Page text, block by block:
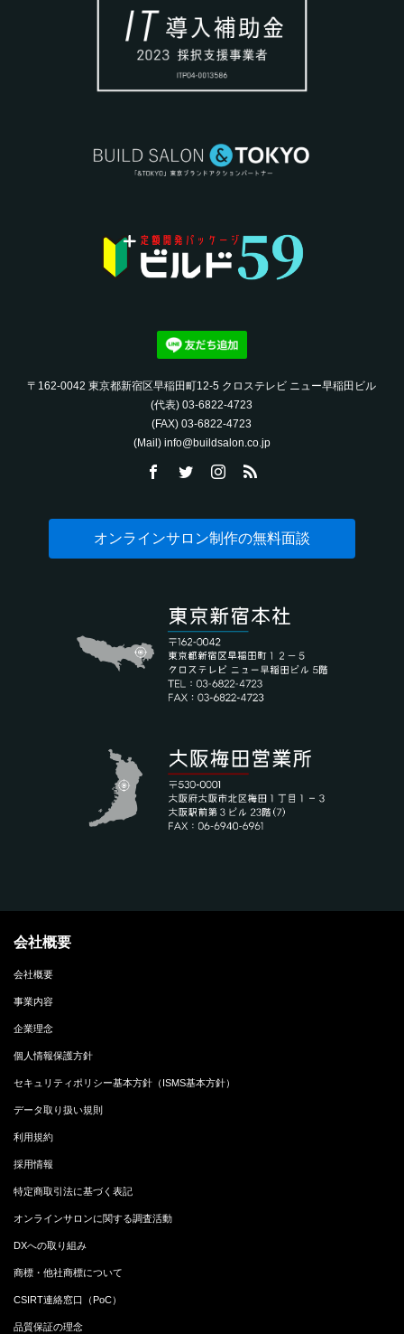
〒162-0042 東京都新宿区早稲田町12-5 クロステレビ ニュー早稲田ビル
(代表) 03-6822-4723‬
(FAX) 03-6822-4723‬
(Mail) info@buildsalon.co.jp
オンラインサロン制作の無料面談
会社概要
会社概要
事業内容
企業理念
個人情報保護方針
セキュリティポリシー基本方針（ISMS基本方針）
データ取り扱い規則
利用規約
採用情報
特定商取引法に基づく表記
オンラインサロンに関する調査活動
DXへの取り組み
商標・他社商標について
CSIRT連絡窓口（PoC）
品質保証の理念